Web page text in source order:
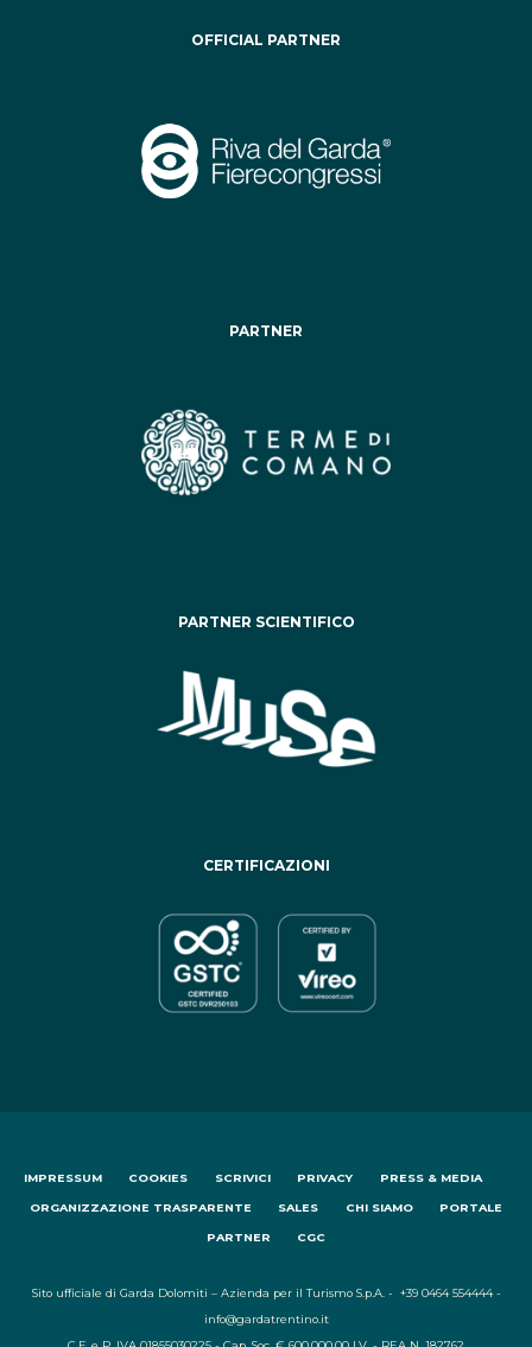
OFFICIAL PARTNER
PARTNER
PARTNER SCIENTIFICO
CERTIFICAZIONI
IMPRESSUM COOKIES SCRIVICI PRIVACY PRESS & MEDIA
ORGANIZZAZIONE TRASPARENTE SALES CHI SIAMO PORTALE
PARTNER CGC
Sito ufficiale di Garda Dolomiti – Azienda per il Turismo S.p.A. - +39 0464 554444 -
info@gardatrentino.it